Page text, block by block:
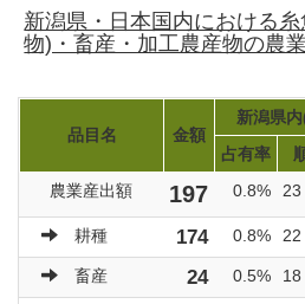
新潟県・日本国内における
物)・畜産・加工農産物の農
品目名 金額
新潟県
占有率
農業産出額
197 0.8% 23
耕種 174 0.8% 22
畜産 24 0.5% 18